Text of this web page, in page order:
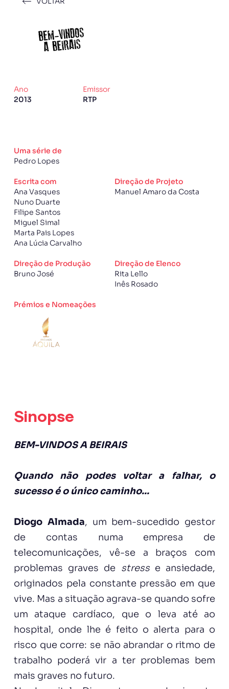
Ano
2013
Emissor
RTP
Uma série de
Pedro Lopes
Escrita com
Ana Vasques
Nuno Duarte
Filipe Santos
Miguel Simal
Marta Pais Lopes
Ana Lúcia Carvalho
Direção de Projeto
Manuel Amaro da Costa
Direção de Produção
Bruno José
Direção de Elenco
Rita Lello
Inês Rosado
Prémios e Nomeações
Sinopse
BEM-VINDOS A BEIRAIS
Quando não podes voltar a falhar, o
sucesso é o único caminho...
Diogo Almada, um bem-sucedido gestor
de contas numa empresa de
telecomunicações, vê-se a braços com
problemas graves de stresse ansiedade,
originados pela constante pressão em que
vive. Mas a situação agrava-se quando sofre
um ataque cardíaco, que o leva até ao
hospital, onde lhe é feito o alerta para o
risco que corre: se não abrandar o ritmo de
trabalho poderá vir a ter problemas bem
mais graves no futuro.